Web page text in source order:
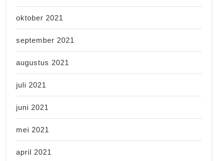
oktober 2021
september 2021
augustus 2021
juli 2021
juni 2021
mei 2021
april 2021